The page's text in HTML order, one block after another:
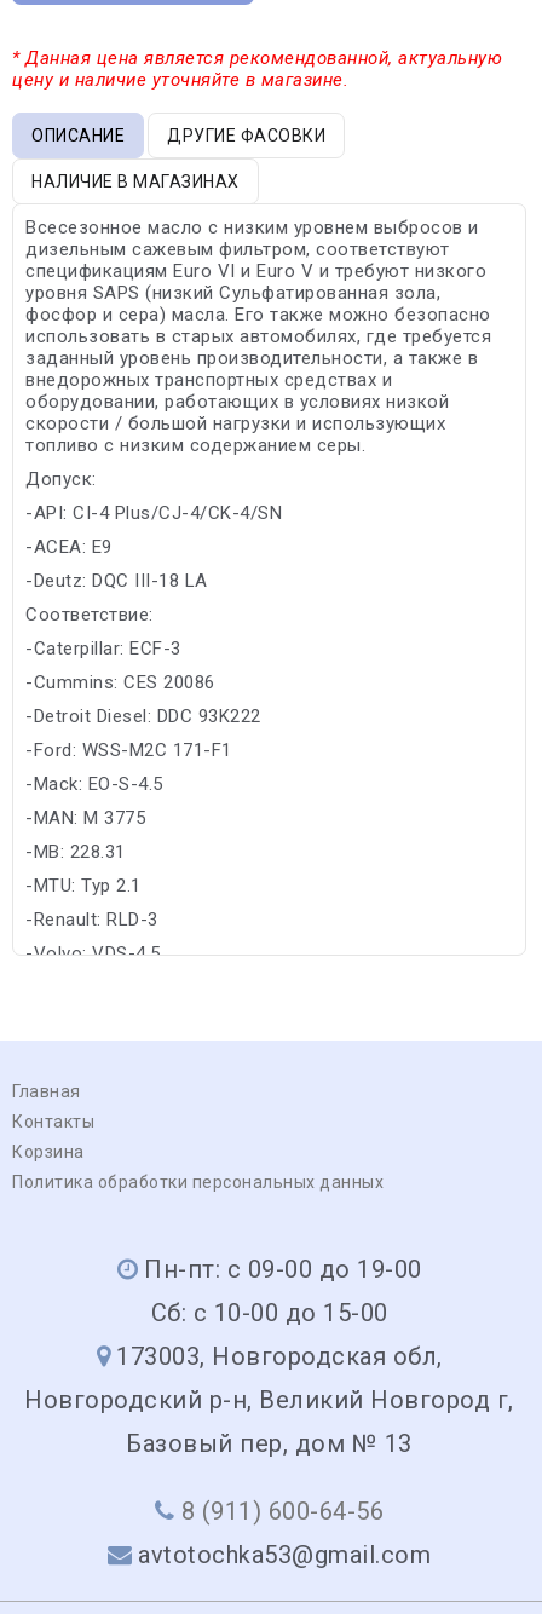
* Данная цена является рекомендованной, актуальную
цену и наличие уточняйте в магазине.
ОПИСАНИЕ ДРУГИЕ ФАСОВКИ
НАЛИЧИЕ В МАГАЗИНАХ
Всесезонное масло с низким уровнем выбросов и
дизельным сажевым фильтром, соответствуют
спецификациям Euro VI и Euro V и требуют низкого
уровня SAPS (низкий Сульфатированная зола,
фосфор и сера) масла. Его также можно безопасно
использовать в старых автомобилях, где требуется
заданный уровень производительности, а также в
внедорожных транспортных средствах и
оборудовании, работающих в условиях низкой
скорости / большой нагрузки и использующих
топливо с низким содержанием серы.
Допуск:
-API: CI-4 Plus/CJ-4/CK-4/SN
-ACEA: E9
-Deutz: DQC III-18 LA
Соответствие:
-Caterpillar: ECF-3
-Cummins: CES 20086
-Detroit Diesel: DDC 93K222
-Ford: WSS-M2C 171-F1
-Mack: EO-S-4.5
-MAN: M 3775
-MB: 228.31
-MTU: Typ 2.1
-Renault: RLD-3
-Volvo: VDS-4.5
Главная
Контакты
Корзина
Политика обработки персональных данных
Пн-пт: с 09-00 до 19-00
Сб: с 10-00 до 15-00
173003, Новгородская обл,
Новгородский р-н, Великий Новгород г,
Базовый пер, дом № 13
8 (911) 600-64-56
avtotochka53@gmail.com